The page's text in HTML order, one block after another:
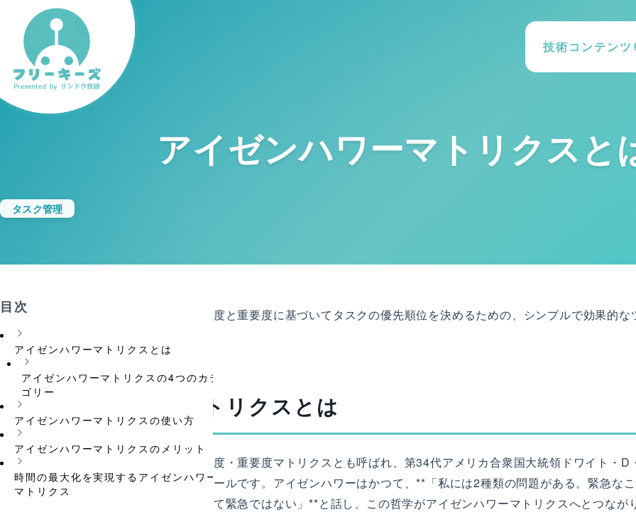
技術コンテンツ
アイゼンハワーマトリクスと
タスク管理
アイゼンハワーマトリクスは、緊急度と重要度に基づいてタスクの優先順位を決めるための、シンプルで効果的な
アイゼンハワーマトリクスとは
アイゼンハワーマトリクスは、緊急度・重要度マトリクスとも呼ばれ、第34代アメリカ合衆国大統領ドワイト・D
イゼンハワーに由来する時間管理ツールです。アイゼンハワーはかつて、**「私には2種類の問題がある。緊急なこ
は重要ではなく、重要なことは決して緊急ではない」**と話し、この哲学がアイゼンハワーマトリクスへとつなが
目次
アイゼンハワーマトリクスとは
アイゼンハワーマトリクスの4つのカテ
ゴリー
アイゼンハワーマトリクスの使い方
アイゼンハワーマトリクスのメリット
時間の最大化を実現するアイゼンハワー
マトリクス